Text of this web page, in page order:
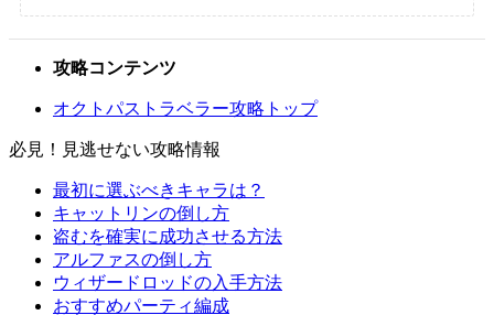
攻略コンテンツ
オクトパストラベラー攻略トップ
必見！見逃せない攻略情報
最初に選ぶべきキャラは？
キャットリンの倒し方
盗むを確実に成功させる方法
アルファスの倒し方
ウィザードロッドの入手方法
おすすめパーティ編成